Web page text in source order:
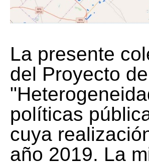
La presente
del Proyecto
políticas
cuya
año 2019. La